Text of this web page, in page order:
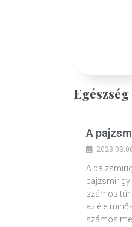
Egészség
A
A
pajzsmirigy
számos
az
számos